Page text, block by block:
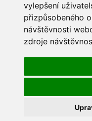
vylepšení
přizpůsobeného
návštěvnosti
zdroje